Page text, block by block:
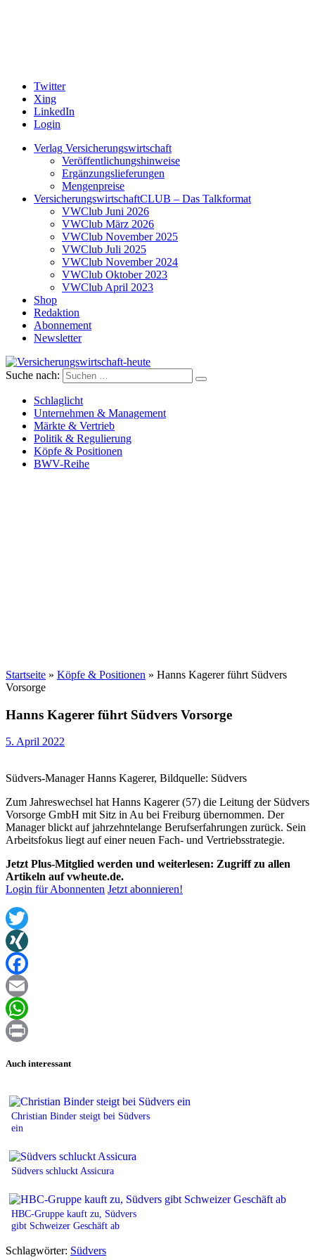
Twitter
Xing
LinkedIn
Login
Verlag Versicherungswirtschaft
Veröffentlichungshinweise
Ergänzungslieferungen
Mengenpreise
VersicherungswirtschaftCLUB – Das Talkformat
VWClub Juni 2026
VWClub März 2026
VWClub November 2025
VWClub Juli 2025
VWClub November 2024
VWClub Oktober 2023
VWClub April 2023
Shop
Redaktion
Abonnement
Newsletter
Versicherungswirtschaft-heute
Suche nach:
Schlaglicht
Unternehmen & Management
Märkte & Vertrieb
Politik & Regulierung
Köpfe & Positionen
BWV-Reihe
Startseite » Köpfe & Positionen » Hanns Kagerer führt Südvers
Vorsorge
Hanns Kagerer führt Südvers Vorsorge
5. April 2022
Südvers-Manager Hanns Kagerer, Bildquelle: Südvers
Zum Jahreswechsel hat Hanns Kagerer (57) die Leitung der Südvers
Vorsorge GmbH mit Sitz in Au bei Freiburg übernommen. Der
Manager blickt auf jahrzehntelange Berufserfahrungen zurück. Sein
Arbeitsfokus liegt auf einer neuen Fach- und Vertriebsstrategie.
Jetzt Plus-Mitglied werden und weiterlesen: Zugriff zu allen
Artikeln auf vwheute.de.
Login für Abonnenten Jetzt abonnieren!
Twitter
XING
Facebook
Email
WhatsApp
Auch interessant
Christian Binder steigt bei Südvers
ein
Südvers schluckt Assicura
HBC-Gruppe kauft zu, Südvers
gibt Schweizer Geschäft ab
Schlagwörter: Südvers